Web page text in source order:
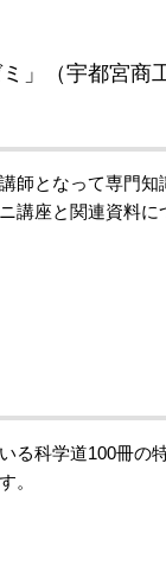
」（宇都宮商
師となって専門知
講座と関連資料に
る科学道100冊の
。